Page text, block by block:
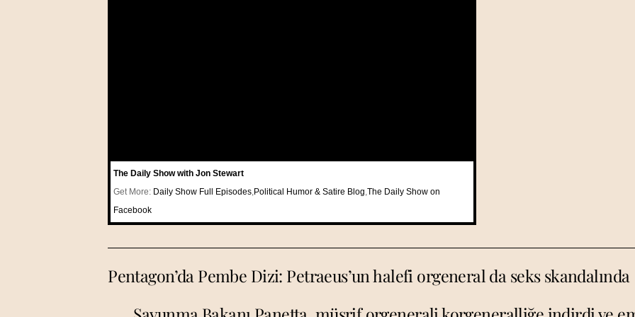
The Daily Show with Jon Stewart
Get More: Daily Show Full Episodes,Political Humor & Satire Blog,The Daily Show on
Facebook
Pentagon’da Pembe Dizi: Petraeus’un halefi orgeneral da seks skandalında